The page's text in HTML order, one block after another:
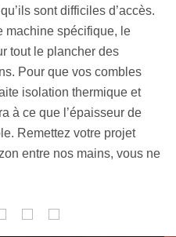
en pente, le prix isolation
ce type de toit diffèrera selon
aménageables, aménagés
aux combles et du
entre autres. En tout cas,
que notre tarif défie la